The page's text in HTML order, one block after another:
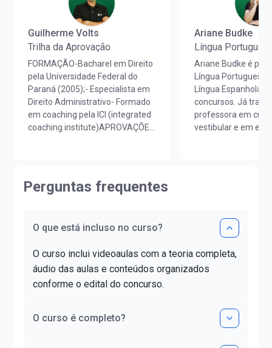
Guilherme Volts
Trilha da Aprovação
FORMAÇÃO-Bacharel em Direito
pela Universidade Federal do
Paraná (2005);- Especialista em
Direito Administrativo- Formado
em coaching pela ICI (integrated
coaching institute)APROVAÇÕES
30º lugar 2008);- Polícia
Tribunal Regional Eleitoral de
Judiciário 2011 - 23º lugar);-
Tribunal Regional Eleitoral do
Espírito Santo (Analista
(Analista Judiciário 2012);-
Ariane Budke
Língua
Ariane Budke é
Língua Portuguesa,
Língua Espanhola
concursos. Já
professora em
vestibular e em
Portuguesa pela
graduada em
Letras pela
certificado DELE de
Perguntas frequentes
O que está incluso no curso?
O curso inclui videoaulas com a teoria completa,
áudio das aulas e conteúdos organizados
conforme o edital do concurso.
O curso é completo?